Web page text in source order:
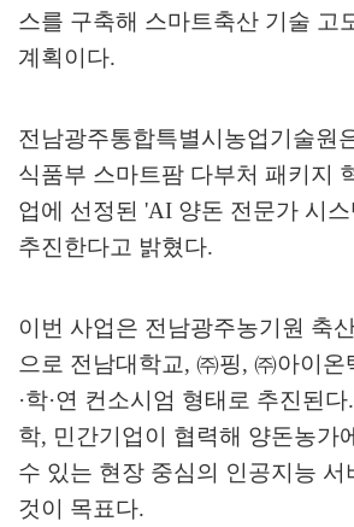
스를 구축해 스마트축산 기술 고
계획이다.
전남광주통합특별시농업기술원
식품부 스마트팜 다부처 패키지
업에 선정된 'AI 양돈 전문가 시스
추진한다고 밝혔다.
이번 사업은 전남광주농기원 축
으로 전남대학교, ㈜핑, ㈜아이온
·학·연 컨소시엄 형태로 추진된다.
학, 민간기업이 협력해 양돈농가
수 있는 현장 중심의 인공지능 서
것이 목표다.